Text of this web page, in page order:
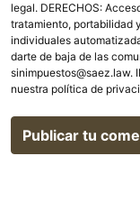
legal. DERECHOS:
tratamiento, portabilidad
individuales
darte de baja de las
sinimpuestos@saez.law.
nuestra política de